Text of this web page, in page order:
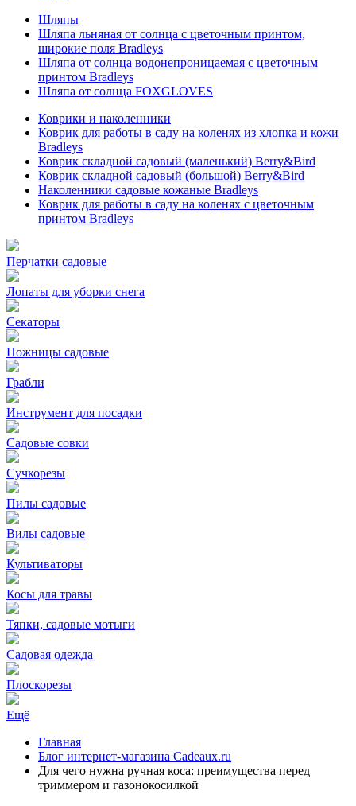
Шляпы
Шляпа льняная от солнца с цветочным принтом,
широкие поля Bradleys
Шляпа от солнца водонепроницаемая с цветочным
принтом Bradleys
Шляпа от солнца FOXGLOVES
Коврики и наколенники
Коврик для работы в саду на коленях из хлопка и кожи
Bradleys
Коврик складной садовый (маленький) Berry&Bird
Коврик складной садовый (большой) Berry&Bird
Наколенники садовые кожаные Bradleys
Коврик для работы в саду на коленях с цветочным
принтом Bradleys
Перчатки садовые
Лопаты для уборки снега
Секаторы
Ножницы садовые
Грабли
Инструмент для посадки
Садовые совки
Сучкорезы
Пилы садовые
Вилы садовые
Культиваторы
Косы для травы
Тяпки, садовые мотыги
Садовая одежда
Плоскорезы
Ещё
Главная
Блог интернет-магазина Cadeaux.ru
Для чего нужна ручная коса: преимущества перед
триммером и газонокосилкой